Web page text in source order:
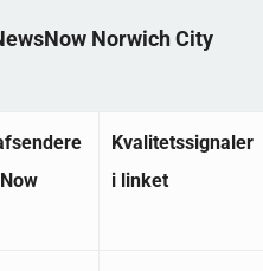
Norwich City
Kvalitetssignaler
i linket